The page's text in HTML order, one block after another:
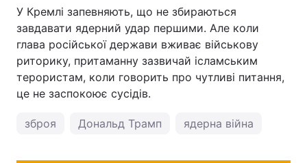
У Кремлі запевняють, що не збираються
завдавати ядерний удар першими. Але коли
глава російської держави вживає військову
риторику, притаманну зазвичай ісламським
терористам, коли говорить про чутливі питання,
це не заспокоює сусідів.
зброя Дональд Трамп ядерна війна